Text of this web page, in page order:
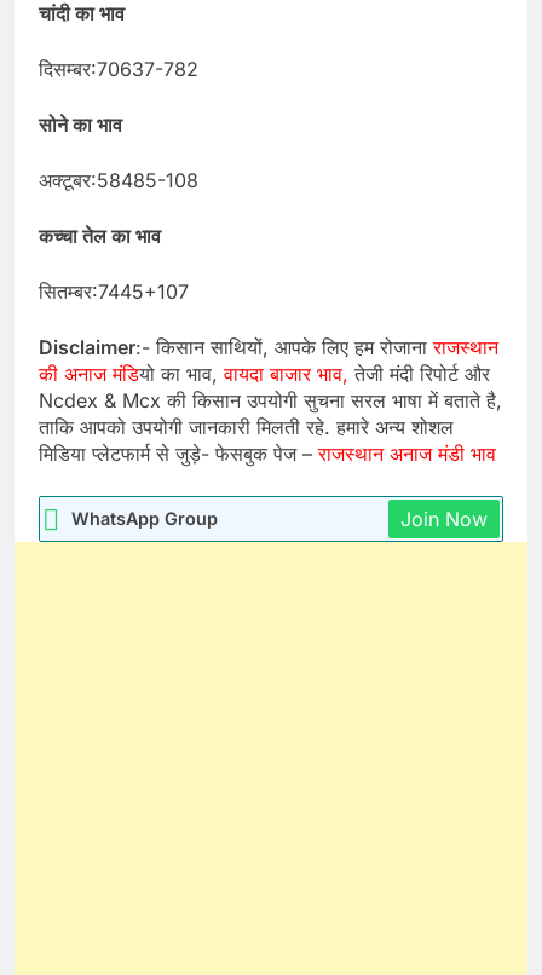
चांदी का भाव
दिसम्बर:70637-782
सोने का भाव
अक्टूबर:58485-108
कच्चा तेल का भाव
सितम्बर:7445+107
Disclaimer:- किसान साथियों, आपके लिए हम रोजानाराजस्थान
की अनाज मंडियो का भाव, वायदा बाजार भाव, तेजी मंदी रिपोर्ट और
Ncdex & Mcx की किसान उपयोगी सुचना सरल भाषा में बताते है,
ताकि आपको उपयोगी जानकारी मिलती रहे. हमारे अन्य शोशल
मिडिया प्लेटफार्म से जुड़े- फेसबुक पेज –राजस्थान अनाज मंडी भाव
WhatsApp Group Join Now